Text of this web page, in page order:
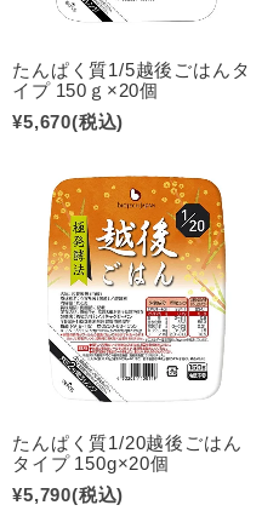
たんぱく質1/5越後ごはんタ
イプ 150ｇ×20個
¥5,670(税込)
たんぱく質1/20越後ごはん
タイプ 150g×20個
¥5,790(税込)